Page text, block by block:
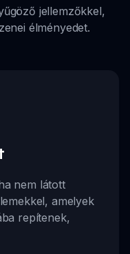
jellemzőkkel,
élményedet.
nem látott
amelyek
repítenek,